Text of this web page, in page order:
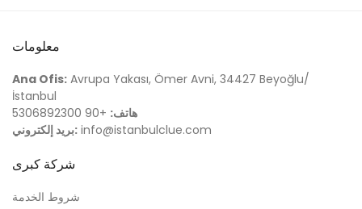
معلومات
Ana Ofis: Avrupa Yakası, Ömer Avni, 34427 Beyoğlu/
İstanbul
هاتف: +90 5306892300
بريد إلكتروني: info@istanbulclue.com
شركة كبرى
شروط الخدمة